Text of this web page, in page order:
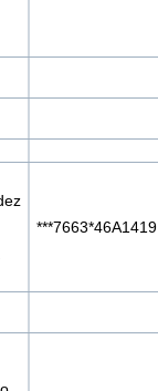
***7663*46A1419